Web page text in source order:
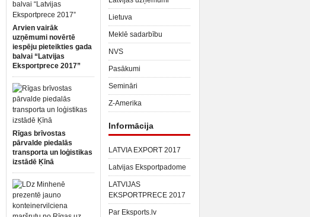
Arvien vairāk
uzņēmumi novērtē
iespēju pieteikties gada
balvai “Latvijas
Eksportprece 2017”
Rīgas brīvostas
pārvalde piedalās
transporta un loģistikas
izstādē Ķīnā
Lietuva
Meklē sadarbību
NVS
Pasākumi
Semināri
Z-Amerika
Informācija
LATVIA EXPORT 2017
Latvijas Eksportpadome
LATVIJAS
EKSPORTPRECE 2017
Par Eksports.lv